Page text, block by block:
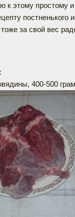
к этому простому
постненького
за свой вес
400-500